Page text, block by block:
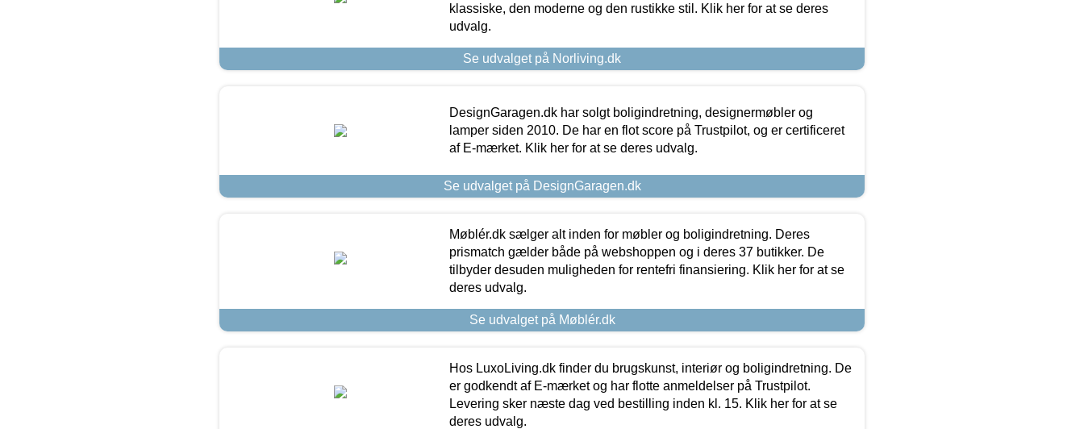
klassiske, den moderne og den rustikke stil. Klik her for at se deres
udvalg.
Se udvalget på Norliving.dk
DesignGaragen.dk har solgt boligindretning, designermøbler og
lamper siden 2010. De har en flot score på Trustpilot, og er certificeret
af E-mærket. Klik her for at se deres udvalg.
Se udvalget på DesignGaragen.dk
Møblér.dk sælger alt inden for møbler og boligindretning. Deres
prismatch gælder både på webshoppen og i deres 37 butikker. De
tilbyder desuden muligheden for rentefri finansiering. Klik her for at se
deres udvalg.
Se udvalget på Møblér.dk
Hos LuxoLiving.dk finder du brugskunst, interiør og boligindretning. De
er godkendt af E-mærket og har flotte anmeldelser på Trustpilot.
Levering sker næste dag ved bestilling inden kl. 15. Klik her for at se
deres udvalg.